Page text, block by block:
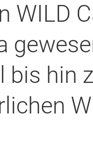
WILD
bis hin